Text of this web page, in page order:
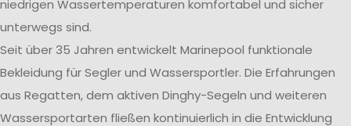
niedrigen Wassertemperaturen komfortabel und sicher
unterwegs sind.
Seit über 35 Jahren entwickelt Marinepool funktionale
Bekleidung für Segler und Wassersportler. Die Erfahrungen
aus Regatten, dem aktiven Dinghy-Segeln und weiteren
Wassersportarten fließen kontinuierlich in die Entwicklung